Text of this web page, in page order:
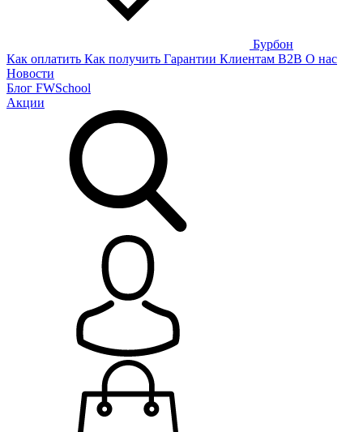
Бурбон
Как оплатить Как получить Гарантии Клиентам B2B О нас
Новости
Блог FWSchool
Акции